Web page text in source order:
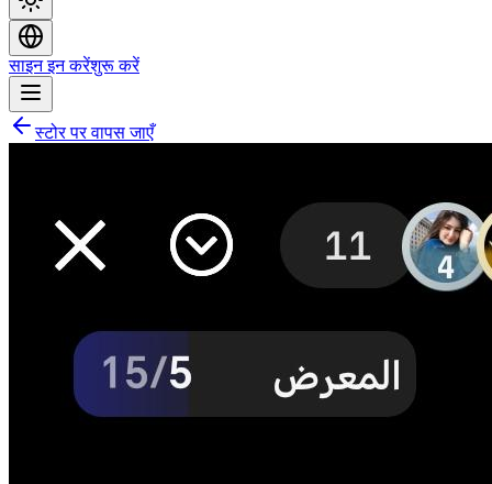
साइन इन करेंशुरू करें
स्टोर पर वापस जाएँ